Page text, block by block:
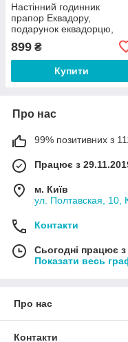
Настінний годинник
прапор Еквадору,
подарунок еквадорцю,
899 ₴
Купити
Про нас
99% позитивних з
Працює з
м. Київ
ул. Полтавская, 10,
Контакти
Сьогодні працює
Показати весь
Про нас
Контакти